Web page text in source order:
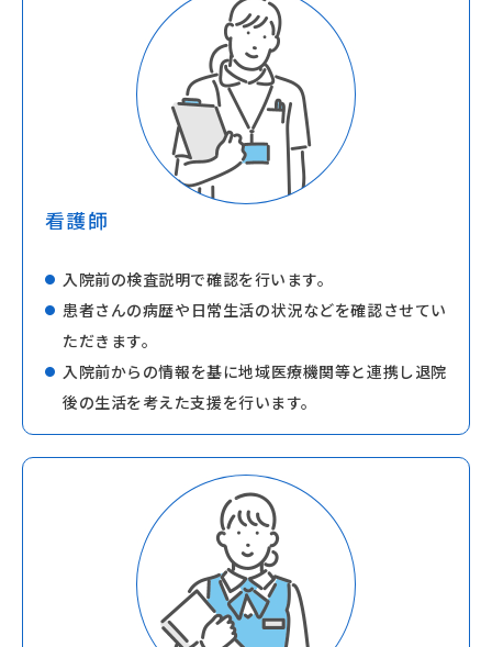
看護師
入院前の検査説明で確認を行います。
患者さんの病歴や日常生活の状況などを確認させてい
ただきます。
入院前からの情報を基に地域医療機関等と連携し退院
後の生活を考えた支援を行います。